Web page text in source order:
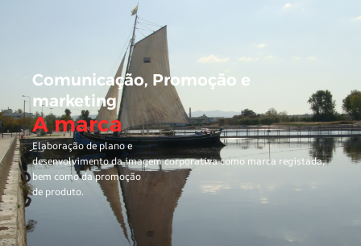
Comunicação, Promoção e
marketing
A marca
Elaboração de plano e
desenvolvimento da imagem corporativa como marca registada,
bem como da promoção
de produto.